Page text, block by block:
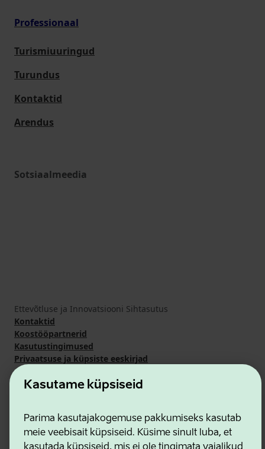
Kasutame küpsiseid
Parima kasutajakogemuse pakkumiseks kasutab
meie veebisait küpsiseid. Küsime sinult luba, et
Professionaal
Turismiuuringud
Turundus
Kontaktid
Arendus
Sotsiaalmeedia
Ettevõtluse ja Innovatsiooni Sihtasutus
Kontaktid
Koostööpartnerid
Kasutustingimused
Privaatsuse ja küpsiste eeskirjad